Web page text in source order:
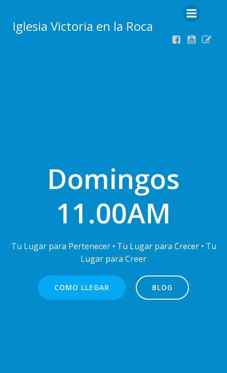
Iglesia Victoria en la Roca
Domingos
11.00AM
Tu Lugar para Pertenecer • Tu Lugar para Crecer • Tu
Lugar para Creer
COMO LLEGAR BLOG